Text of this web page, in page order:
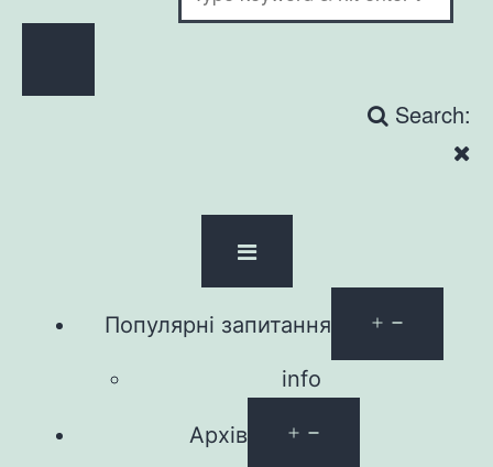
Search:
Популярні запитання
info
Архів